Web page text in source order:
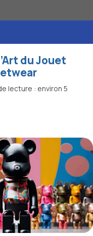
du Jouet
lecture : environ 5